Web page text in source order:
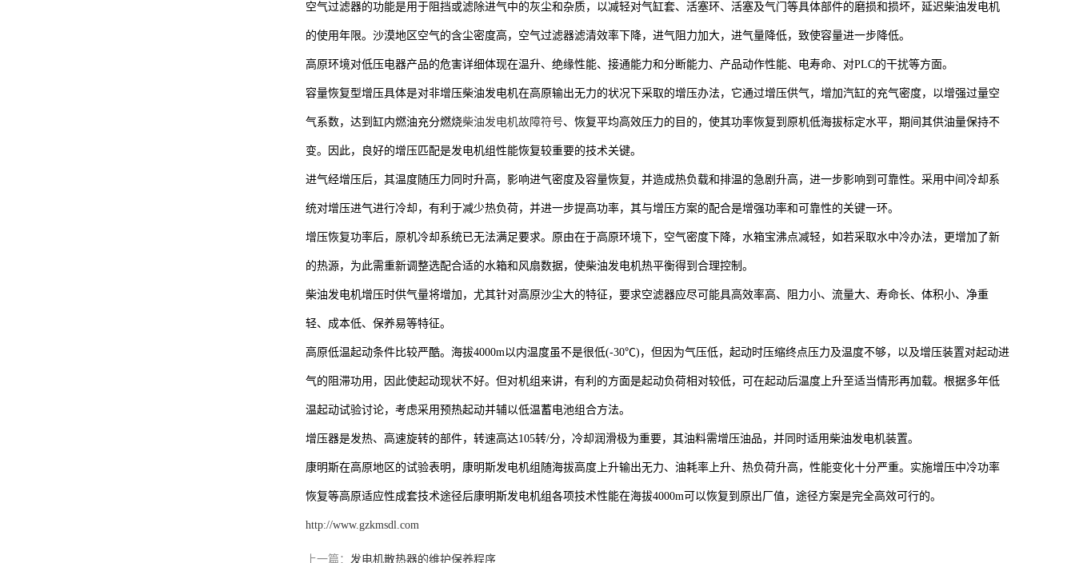
空气过滤器的功能是用于阻挡或滤除进气中的灰尘和杂质，以减轻对气缸套、活塞环、活塞及气门等具体部件的磨损和损坏，延迟柴油发电机
的使用年限。沙漠地区空气的含尘密度高，空气过滤器滤清效率下降，进气阻力加大，进气量降低，致使容量进一步降低。
高原环境对低压电器产品的危害详细体现在温升、绝缘性能、接通能力和分断能力、产品动作性能、电寿命、对PLC的干扰等方面。
容量恢复型增压具体是对非增压柴油发电机在高原输出无力的状况下采取的增压办法，它通过增压供气，增加汽缸的充气密度，以增强过量空
气系数，达到缸内燃油充分燃烧柴油发电机故障符号、恢复平均高效压力的目的，使其功率恢复到原机低海拔标定水平，期间其供油量保持不
变。因此，良好的增压匹配是发电机组性能恢复较重要的技术关键。
进气经增压后，其温度随压力同时升高，影响进气密度及容量恢复，并造成热负载和排温的急剧升高，进一步影响到可靠性。采用中间冷却系
统对增压进气进行冷却，有利于减少热负荷，并进一步提高功率，其与增压方案的配合是增强功率和可靠性的关键一环。
增压恢复功率后，原机冷却系统已无法满足要求。原由在于高原环境下，空气密度下降，水箱宝沸点减轻，如若采取水中冷办法，更增加了新
的热源，为此需重新调整选配合适的水箱和风扇数据，使柴油发电机热平衡得到合理控制。
柴油发电机增压时供气量将增加，尤其针对高原沙尘大的特征，要求空滤器应尽可能具高效率高、阻力小、流量大、寿命长、体积小、净重
轻、成本低、保养易等特征。
高原低温起动条件比较严酷。海拔4000m以内温度虽不是很低(-30℃)，但因为气压低，起动时压缩终点压力及温度不够，以及增压装置对起动进
气的阻滞功用，因此使起动现状不好。但对机组来讲，有利的方面是起动负荷相对较低，可在起动后温度上升至适当情形再加载。根据多年低
温起动试验讨论，考虑采用预热起动并辅以低温蓄电池组合方法。
增压器是发热、高速旋转的部件，转速高达105转/分，冷却润滑极为重要，其油料需增压油品，并同时适用柴油发电机装置。
康明斯在高原地区的试验表明，康明斯发电机组随海拔高度上升输出无力、油耗率上升、热负荷升高，性能变化十分严重。实施增压中冷功率
恢复等高原适应性成套技术途径后康明斯发电机组各项技术性能在海拔4000m可以恢复到原出厂值，途径方案是完全高效可行的。
http://www.gzkmsdl.com
上一篇： 发电机散热器的维护保养程序